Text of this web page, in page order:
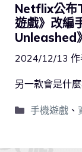
Netflix公布
遊戲》改編
Unleashed
2024/12/13 作
另一款會是什
手機遊戲、